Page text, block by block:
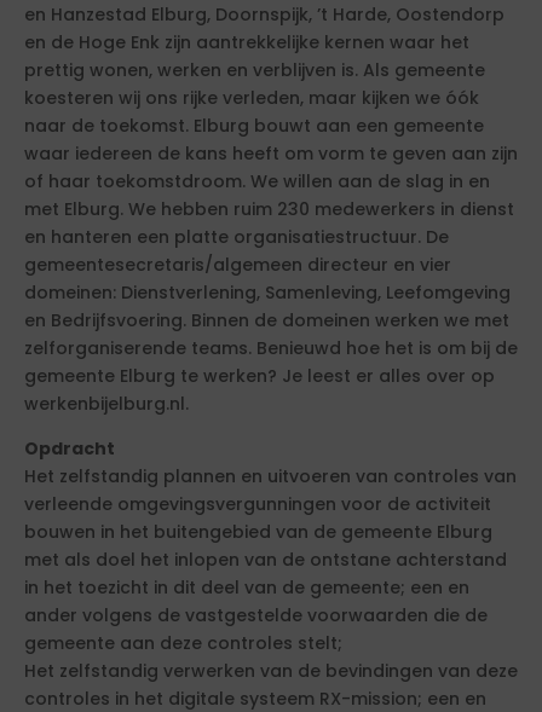
en Hanzestad Elburg, Doornspijk, ’t Harde, Oostendorp
en de Hoge Enk zijn aantrekkelijke kernen waar het
prettig wonen, werken en verblijven is. Als gemeente
koesteren wij ons rijke verleden, maar kijken we óók
naar de toekomst. Elburg bouwt aan een gemeente
waar iedereen de kans heeft om vorm te geven aan zijn
of haar toekomstdroom. We willen aan de slag in en
met Elburg. We hebben ruim 230 medewerkers in dienst
en hanteren een platte organisatiestructuur. De
gemeentesecretaris/algemeen directeur en vier
domeinen: Dienstverlening, Samenleving, Leefomgeving
en Bedrijfsvoering. Binnen de domeinen werken we met
zelforganiserende teams. Benieuwd hoe het is om bij de
gemeente Elburg te werken? Je leest er alles over op
werkenbijelburg.nl.
Opdracht
Het zelfstandig plannen en uitvoeren van controles van
verleende omgevingsvergunningen voor de activiteit
bouwen in het buitengebied van de gemeente Elburg
met als doel het inlopen van de ontstane achterstand
in het toezicht in dit deel van de gemeente; een en
ander volgens de vastgestelde voorwaarden die de
gemeente aan deze controles stelt;
Het zelfstandig verwerken van de bevindingen van deze
controles in het digitale systeem RX-mission; een en